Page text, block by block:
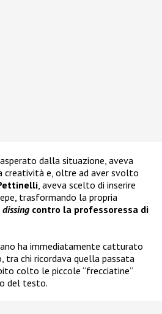
dalla situazione, aveva
creatività e, oltre ad aver svolto
, aveva scelto di inserire
trasformando la propria
dissing contro la professoressa di
ha immediatamente catturato
tra chi ricordava quella passata
colto le piccole “frecciatine”
del testo.